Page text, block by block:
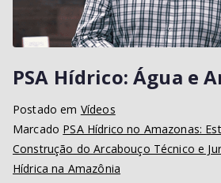
PSA Hídrico: Água e
Postado em Vídeos
Marcado PSA Hídrico no Amazonas:
Construção do Arcabouço Técnico e
Hídrica na Amazônia